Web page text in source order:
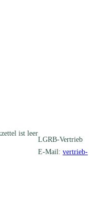
ist leer
LGRB-Vertrieb
E-Mail: vertrieb-